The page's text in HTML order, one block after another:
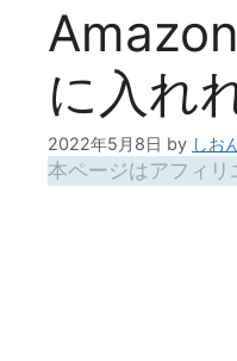
に入れ
2022年5月8日 by しお
本ページはアフィリ